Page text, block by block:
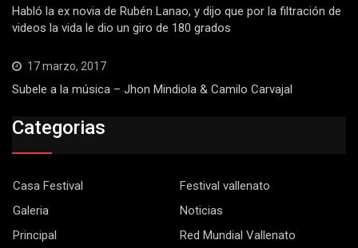
Habló la ex novia de Rubén Lanao, y dijo que por la filtración de
videos la vida le dio un giro de 180 grados
17 marzo, 2017
Subele a la música – Jhon Mindiola & Camilo Carvajal
Categorias
Casa Festival
Festival vallenato
Galeria
Noticias
Principal
Red Mundial Vallenato